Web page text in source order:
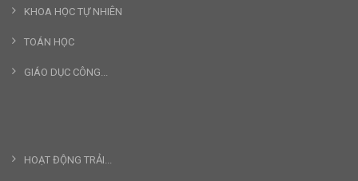
KHOA HỌC TỰ NHIÊN
TOÁN HỌC
GIÁO DỤC CÔNG...
HOẠT ĐỘNG TRẢI...